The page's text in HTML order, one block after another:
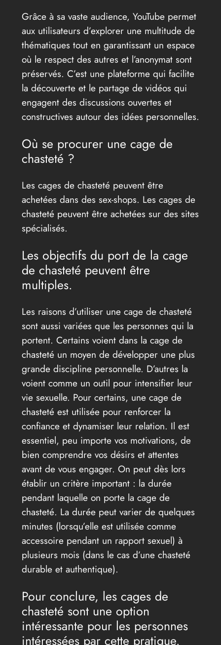
Grâce à sa vaste audience, YouTube permet
aux utilisateurs d’explorer une multitude de
thématiques tout en garantissant un espace
où le respect des autres et l’anonymat sont
préservés. C’est une plateforme qui facilite
la découverte et le partage de vidéos qui
engagent des discussions ouvertes et
constructives autour des idées personnelles.
Où se procurer une cage de
chasteté ?
Les cages de chasteté peuvent être
achetées dans des sex-shops. Les cages de
chasteté peuvent être achetées sur des sites
spécialisés.
Les objectifs du port de la cage
de chasteté peuvent être
multiples.
Les raisons d’utiliser une cage de chasteté
sont aussi variées que les personnes qui la
portent. Certains voient dans la cage de
chasteté un moyen de développer une plus
grande discipline personnelle. D’autres la
voient comme un outil pour intensifier leur
vie sexuelle. Pour certains, une cage de
chasteté est utilisée pour renforcer la
confiance et dynamiser leur relation. Il est
essentiel, peu importe vos motivations, de
bien comprendre vos désirs et attentes
avant de vous engager. On peut dès lors
établir un critère important : la durée
pendant laquelle on porte la cage de
chasteté. La durée peut varier de quelques
minutes (lorsqu’elle est utilisée comme
accessoire pendant un rapport sexuel) à
plusieurs mois (dans le cas d’une chasteté
durable et authentique).
Pour conclure, les cages de
chasteté sont une option
intéressante pour les personnes
intéressées par cette pratique.